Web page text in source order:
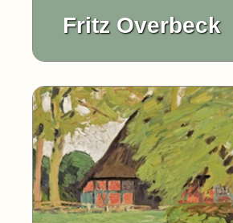
Fritz Overbeck